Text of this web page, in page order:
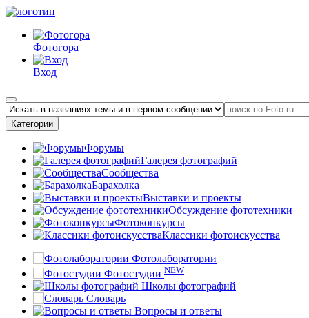
Фотогора
Вход
Категории
Форумы
Галерея фотографий
Сообщества
Барахолка
Выставки и проекты
Обсуждение фототехники
Фотоконкурсы
Классики фотоискусства
Фотолаборатории
Фотостудии NEW
Школы фотографий
Словарь
Вопросы и ответы